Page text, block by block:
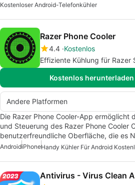
Kostenloser Android-Telefonkühler
Razer Phone Cooler
4.4 Kostenlos
Effiziente Kühlung für Razer
Kostenlos
Andere Platformen
Die Razer Phone Cooler-App ermöglicht
und Steuerung des Razer Phone Cooler
benutzerfreundliche Oberfläche, die es
AndroidiPhoneHandy Kühler Für Android
Antivirus - Virus Clean